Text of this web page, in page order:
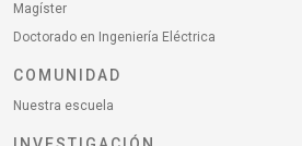
Magíster
Doctorado en Ingeniería Eléctrica
COMUNIDAD
Nuestra escuela